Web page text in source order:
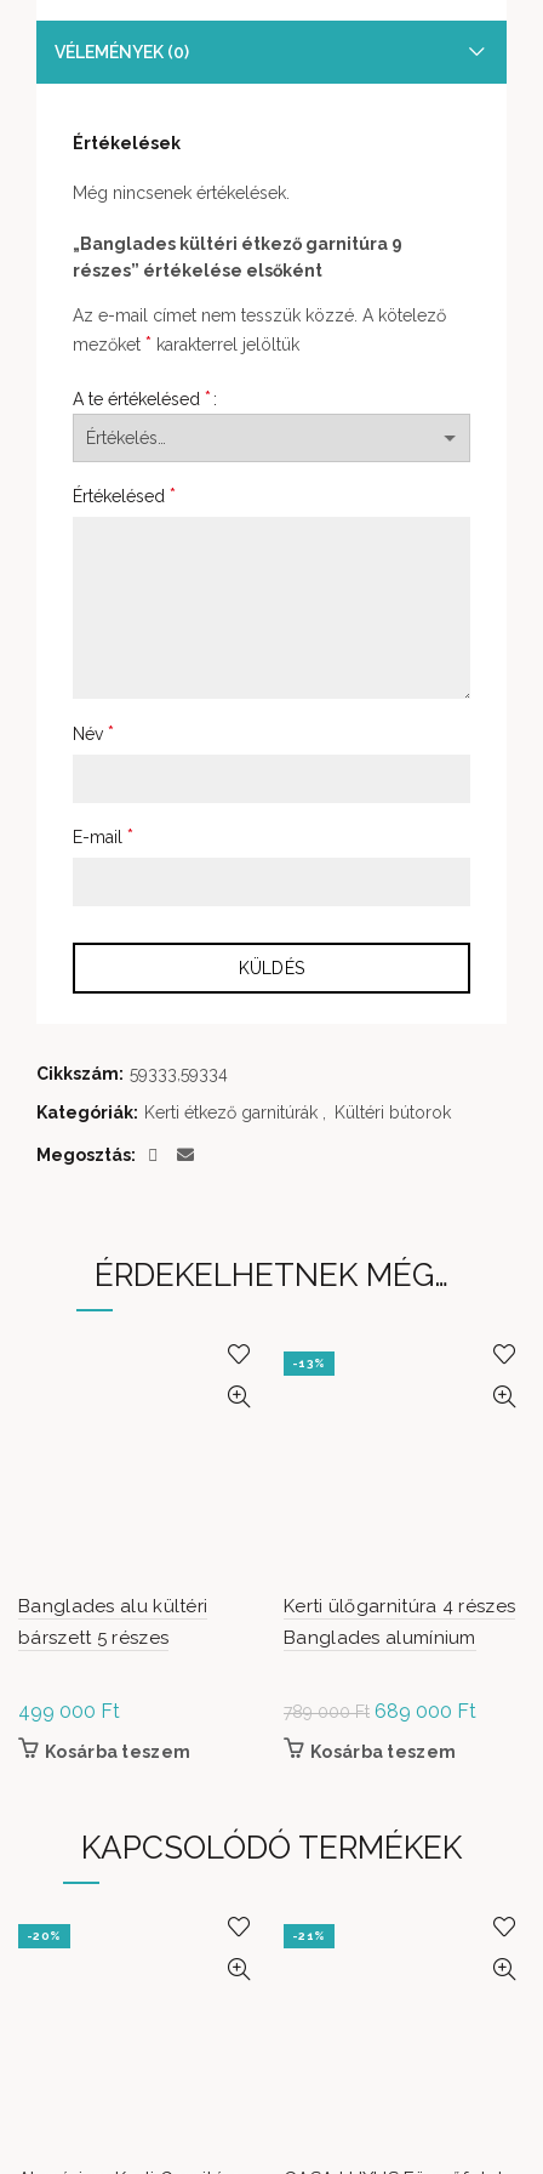
VÉLEMÉNYEK (0)
Értékelések
Még nincsenek értékelések.
„Banglades kültéri étkező garnitúra 9
részes” értékelése elsőként
Az e-mail címet nem tesszük közzé. A kötelező
mezőket * karakterrel jelöltük
A te értékelésed *
Értékelésed *
Név *
E-mail *
Cikkszám: 59333,59334
Kategóriák: Kerti étkező garnitúrák , Kültéri bútorok
Megosztás
ÉRDEKELHETNEK MÉG…
Banglades alu kültéri
bárszett 5 részes
499 000 Ft
Kosárba teszem
-13%
Kerti ülőgarnitúra 4 részes
Banglades alumínium
789 000Ft Original
price was:
689 000 Ft
Kosárba teszem
KAPCSOLÓDÓ TERMÉKEK
-20% -21%